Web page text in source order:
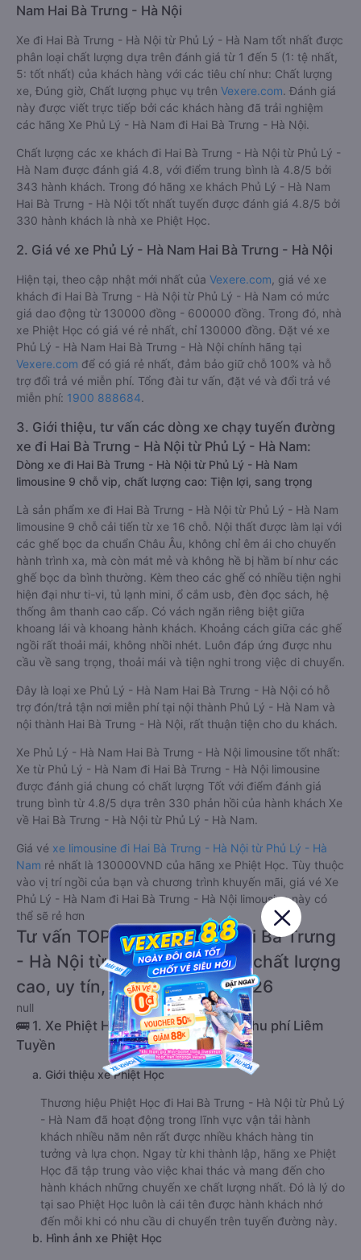
Nam Hai Bà Trưng - Hà Nội
Xe đi Hai Bà Trưng - Hà Nội từ Phủ Lý - Hà Nam tốt nhất được
phân loại chất lượng dựa trên đánh giá từ 1 đến 5 (1: tệ nhất,
5: tốt nhất) của khách hàng với các tiêu chí như: Chất lượng
xe, Đúng giờ, Chất lượng phục vụ trên Vexere.com. Đánh giá
này được viết trực tiếp bởi các khách hàng đã trải nghiệm
các hãng Xe Phủ Lý - Hà Nam đi Hai Bà Trưng - Hà Nội.
Chất lượng các xe khách đi Hai Bà Trưng - Hà Nội từ Phủ Lý -
Hà Nam được đánh giá 4.8, với điểm trung bình là 4.8/5 bởi
343 hành khách. Trong đó hãng xe khách Phủ Lý - Hà Nam
Hai Bà Trưng - Hà Nội tốt nhất tuyến được đánh giá 4.8/5 bởi
330 hành khách là nhà xe Phiệt Học.
2. Giá vé xe Phủ Lý - Hà Nam Hai Bà Trưng - Hà Nội
Hiện tại, theo cập nhật mới nhất của Vexere.com , giá vé xe
khách đi Hai Bà Trưng - Hà Nội từ Phủ Lý - Hà Nam có mức
giá dao động từ 130000 đồng - 600000 đồng. Trong đó, nhà
xe Phiệt Học có giá vé rẻ nhất, chỉ 130000 đồng. Đặt vé xe
Phủ Lý - Hà Nam Hai Bà Trưng - Hà Nội chính hãng tại
Vexere.com để có giá rẻ nhất, đảm bảo giữ chỗ 100% và hỗ
trợ đổi trả vé miễn phí. Tổng đài tư vấn, đặt vé và đổi trả vé
miễn phí: 1900 888684.
3. Giới thiệu, tư vấn các dòng xe chạy tuyến đường
xe đi Hai Bà Trưng - Hà Nội từ Phủ Lý - Hà Nam:
Dòng xe đi Hai Bà Trưng - Hà Nội từ Phủ Lý - Hà Nam
limousine 9 chỗ vip, chất lượng cao: Tiện lợi, sang trọng
Là sản phẩm xe đi Hai Bà Trưng - Hà Nội từ Phủ Lý - Hà Nam
limousine 9 chỗ cải tiến từ xe 16 chỗ. Nội thất được làm lại với
các ghế bọc da chuẩn Châu Âu, không chỉ êm ái cho chuyến
hành trình xa, mà còn mát mẻ và không hề bị hầm bí như các
ghế bọc da bình thường. Kèm theo các ghế có nhiều tiện nghi
hiện đại như ti-vi, tủ lạnh mini, ổ cắm usb, đèn đọc sách, hệ
thống âm thanh cao cấp. Có vách ngăn riêng biệt giữa
khoang lái và khoang hành khách. Khoảng cách giữa các ghế
ngồi rất thoải mái, không nhồi nhét. Luôn đáp ứng được nhu
cầu về sang trọng, thoải mái và tiện nghi trong việc di chuyển.
Đây là loại xe Phủ Lý - Hà Nam Hai Bà Trưng - Hà Nội có hỗ
trợ đón/trả tận nơi miễn phí tại nội thành Phủ Lý - Hà Nam và
nội thành Hai Bà Trưng - Hà Nội, rất thuận tiện cho du khách.
Xe Phủ Lý - Hà Nam Hai Bà Trưng - Hà Nội limousine tốt nhất:
Xe từ Phủ Lý - Hà Nam đi Hai Bà Trưng - Hà Nội limousine
được đánh giá chung có chất lượng Tốt với điểm đánh giá
trung bình từ 4.8/5 dựa trên 330 phản hồi của hành khách Xe
về Hai Bà Trưng - Hà Nội từ Phủ Lý - Hà Nam.
Giá vé xe limousine đi Hai Bà Trưng - Hà Nội từ Phủ Lý - Hà
Nam rẻ nhất là 130000VND của hãng xe Phiệt Học. Tùy thuộc
vào vị trí ngồi của bạn và chương trình khuyến mãi, giá vé Xe
Phủ Lý - Hà Nam đi Hai Bà Trưng - Hà Nội limousine này có
thể sẽ rẻ hơn
Tư vấn TOP 2 xe khách đi Hai Bà Trưng
- Hà Nội từ Phủ Lý - Hà Nam chất lượng
cao, uy tín, giá rẻ nhất 08/2026
null
🚌 1. Xe Phiệt Học khởi hành tại Trạm thu phí Liêm
Tuyền
a. Giới thiệu xe Phiệt Học
Thương hiệu Phiệt Học đi Hai Bà Trưng - Hà Nội từ Phủ Lý
- Hà Nam đã hoạt động trong lĩnh vực vận tải hành
khách nhiều năm nên rất được nhiều khách hàng tin
tưởng và lựa chọn. Ngay từ khi thành lập, hãng xe Phiệt
Học đã tập trung vào việc khai thác và mang đến cho
hành khách những chuyến xe chất lượng nhất. Đó là lý do
tại sao Phiệt Học luôn là cái tên được hành khách nhớ
đến mỗi khi có nhu cầu di chuyển trên tuyến đường này.
b. Hình ảnh xe Phiệt Học